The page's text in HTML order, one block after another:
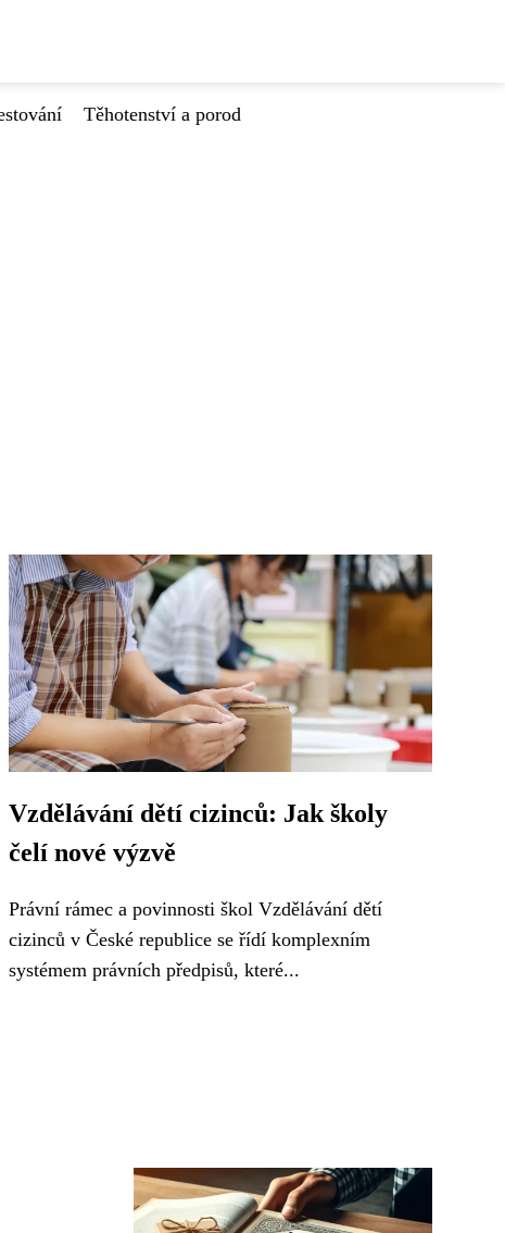
Těhotenství a porod
Vzdělávání dětí cizinců: Jak školy
čelí nové výzvě
Právní rámec a povinnosti škol Vzdělávání dětí
cizinců v České republice se řídí komplexním
systémem právních předpisů, které...